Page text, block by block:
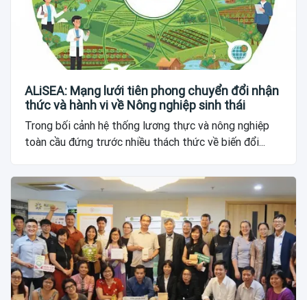
ALiSEA: Mạng lưới tiên phong chuyển đổi nhận
thức và hành vi về Nông nghiệp sinh thái
Trong bối cảnh hệ thống lương thực và nông nghiệp
toàn cầu đứng trước nhiều thách thức về biến đổi...